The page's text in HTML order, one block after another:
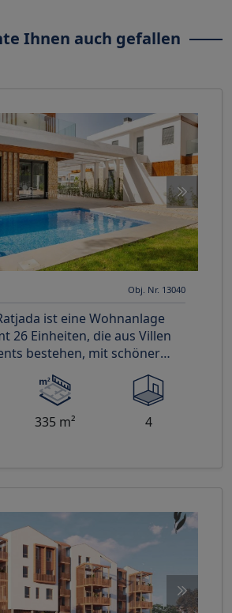
Ihnen auch gefallen
Obj. Nr. 13040
ist eine Wohnanlage
26 Einheiten, die aus Villen
bestehen, mit schöner
und Spazierwegen
335 m² 4